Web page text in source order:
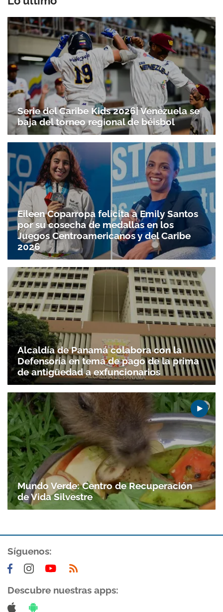
Gracias por suscribirte a nuestro boletín.
ACEPTAR
Serie del Caribe Kids 2026| Venezuela se
baja del torneo regional de béisbol
Eileen Coparropa felicita a Emily Santos
por su cosecha de medallas en los
Juegos Centroamericanos y del Caribe
2026
Alcaldía de Panamá colabora con la
Defensoría en tema de pago de la prima
de antigüedad a exfuncionarios
Mundo Verde: Centro de Recuperación
de Vida Silvestre
Síguenos:
Descubre nuestras apps: